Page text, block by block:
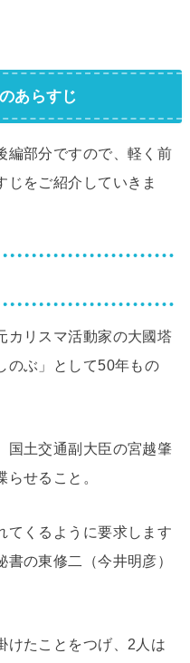
あらすじ
編部分ですので、軽く前
じをご紹介していきま
カリスマ活動家の大國塔
のぶ」として50年もの
国土交通副大臣の宮越肇
らせること。
てくるように要求します
の東修二（今井明彦）
けたことをつげ、2人は